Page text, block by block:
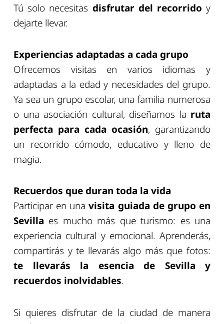
Tú solo necesitas disfrutar del recorrido y
dejarte llevar.
Experiencias adaptadas a cada grupo
Ofrecemos visitas en varios idiomas y
adaptadas a la edad y necesidades del grupo.
Ya sea un grupo escolar, una familia numerosa
o una asociación cultural, diseñamos la ruta
perfecta para cada ocasión, garantizando
un recorrido cómodo, educativo y lleno de
magia.
Recuerdos que duran toda la vida
Participar en unavisita guiada de grupo en
Sevilla es mucho más que turismo: es una
experiencia cultural y emocional. Aprenderás,
compartirás y te llevarás algo más que fotos:
te llevarás la esencia de Sevilla y
recuerdos inolvidables.
Si quieres disfrutar de la ciudad de manera